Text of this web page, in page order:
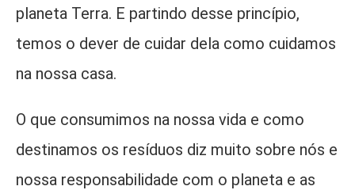
planeta Terra. E partindo desse princípio,
temos o dever de cuidar dela como cuidamos
na nossa casa.
O que consumimos na nossa vida e como
destinamos os resíduos diz muito sobre nós e
nossa responsabilidade com o planeta e as